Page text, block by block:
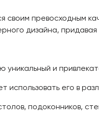
превосходным
дизайна,
и
его в
подоконников,